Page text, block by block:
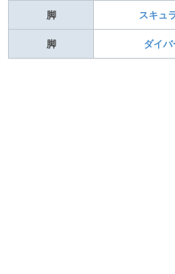
脚 スキュ
脚 ダイバ